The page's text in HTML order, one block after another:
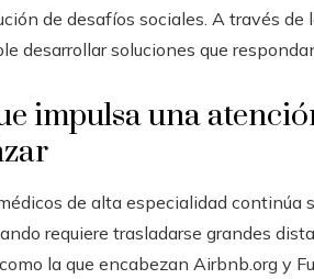
de desafíos sociales. A través
desarrollar soluciones que
impulsa una
de alta especialidad
requiere trasladarse grandes
la que encabezan Airbnb.org y